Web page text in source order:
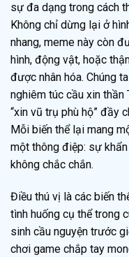
sự đa dạng trong cách
Không chỉ dừng lại ở
nhang, meme này còn
hình, động vật, hoặc
được nhân hóa. Chúng
nghiêm túc cầu xin thần
“xin vũ trụ phù hộ” đầy
Mỗi biến thể lại mang
một thông điệp: sự
không chắc chắn.
Điều thú vị là các biến
tình huống cụ thể trong
sinh cầu nguyện trước
chơi game chắp tay